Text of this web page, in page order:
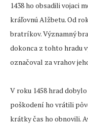
1438 ho obsadili vojaci
kráľovnú Alžbetu. Od
bratríkov. Významný
dokonca z tohto hradu
označoval za vrahov
V roku 1458 hrad
poškodení ho vrátili
krátky čas ho obnovili.